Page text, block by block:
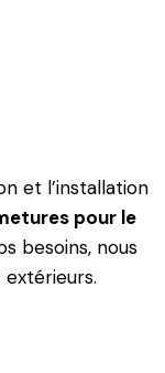
et l’installation
pour le
besoins, nous